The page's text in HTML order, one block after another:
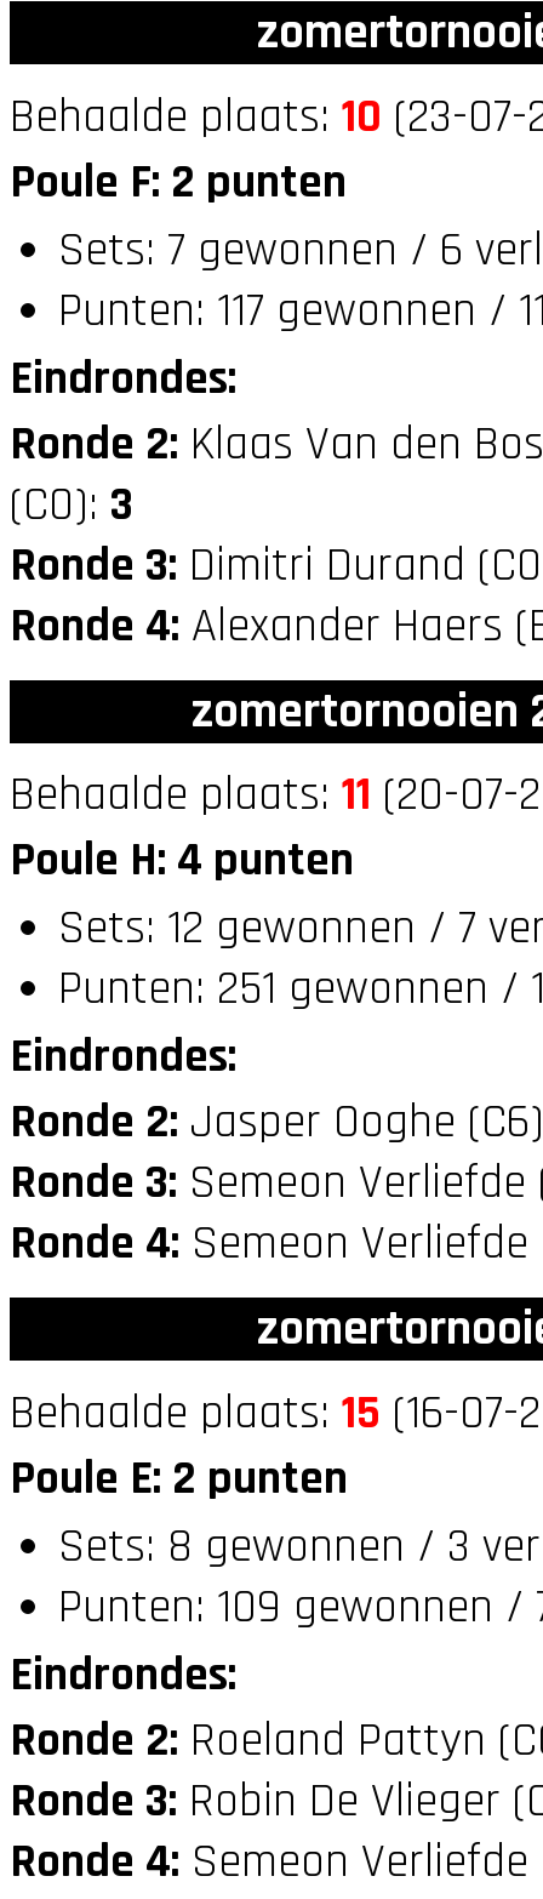
Behaalde plaats: 10 (23-
Poule F: 2 punten
Sets: 7 gewonnen / 6
Punten: 117 gewonnen /
Eindrondes:
Ronde 2: Klaas Van den
(C0): 3
Ronde 3: Dimitri Durand
Ronde 4: Alexander Haers
zomertornooien
Behaalde plaats: 11 (20-07-
Poule H: 4 punten
Sets: 12 gewonnen / 7
Punten: 251 gewonnen /
Eindrondes:
Ronde 2: Jasper Ooghe
Ronde 3: Semeon
Ronde 4: Semeon
Behaalde plaats: 15 (16-07-
Poule E: 2 punten
Sets: 8 gewonnen / 3
Punten: 109 gewonnen /
Eindrondes:
Ronde 2: Roeland Pattyn
Ronde 3: Robin De Vlieger
Ronde 4: Semeon